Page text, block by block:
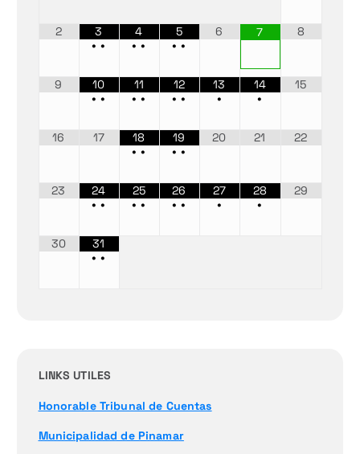
2
3
••
4
••
5
••
6 7 8
9
10
••
11
••
12
••
13
•
14
•
15
16 17
18
••
19
••
20 21 22
23
24
••
25
••
26
••
27
•
28
•
29
30
31
••
LINKS UTILES
Honorable Tribunal de Cuentas
Municipalidad de Pinamar